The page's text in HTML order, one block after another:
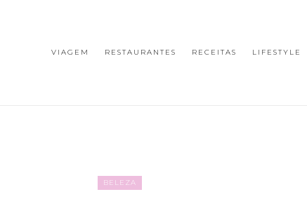
VIAGEM RESTAURANTES RECEITAS LIFESTYLE
BELEZA